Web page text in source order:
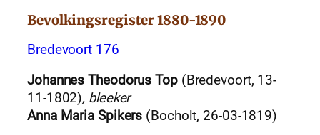
Bevolkingsregister 1880-1890
Bredevoort 176
Johannes Theodorus Top(Bredevoort, 13-
11-1802), bleeker
Anna Maria Spikers (Bocholt, 26-03-1819)